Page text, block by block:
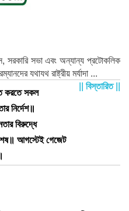
সরকারি সভা এবং অন্যান্য প্রটোকলিক
যথাযথ রাষ্ট্রীয় মর্যাদা ...
|| বিস্তারিত ||
করতে সকল
নির্দেশ॥
বিরুদ্ধে
আগস্টেই গেজেট